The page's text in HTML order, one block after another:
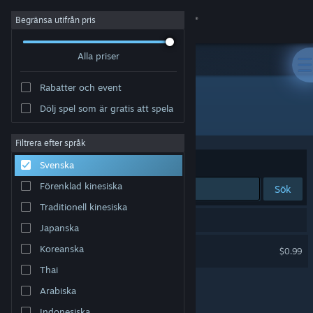
Logga in
Om
Support
Byt språk
Skaffa Steams mobilapp
Se skrivbordswebbplats
Begränsa utifrån pris
Alla priser
Rabatter och event
Dölj spel som är gratis att spela
Filtrera efter språk
Svenska
Förenklad kinesiska
Traditionell kinesiska
Japanska
Koreanska
Thai
Arabiska
Utvecklare: g3ntlebreeze
Sortera efter Relevans
Sök
$0.99